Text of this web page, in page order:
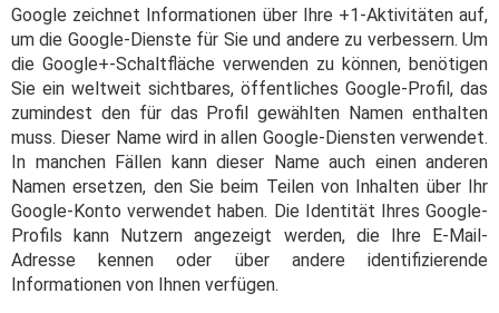
Google zeichnet Informationen über Ihre +1-Aktivitäten auf,
um die Google-Dienste für Sie und andere zu verbessern. Um
die Google+-Schaltfläche verwenden zu können, benötigen
Sie ein weltweit sichtbares, öffentliches Google-Profil, das
zumindest den für das Profil gewählten Namen enthalten
muss. Dieser Name wird in allen Google-Diensten verwendet.
In manchen Fällen kann dieser Name auch einen anderen
Namen ersetzen, den Sie beim Teilen von Inhalten über Ihr
Google-Konto verwendet haben. Die Identität Ihres Google-
Profils kann Nutzern angezeigt werden, die Ihre E-Mail-
Adresse kennen oder über andere identifizierende
Informationen von Ihnen verfügen.